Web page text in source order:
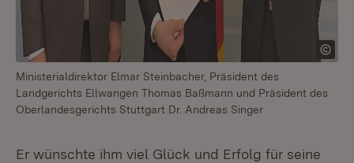
Ministerialdirektor Elmar Steinbacher, Präsident des
Landgerichts Ellwangen Thomas Baßmann und Präsident des
Oberlandesgerichts Stuttgart Dr. Andreas Singer
Er wünschte ihm viel Glück und Erfolg für seine